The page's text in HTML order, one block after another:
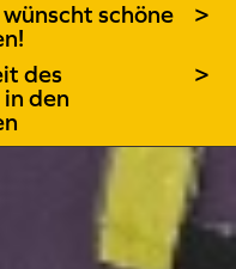
schöne
>
des
den
>